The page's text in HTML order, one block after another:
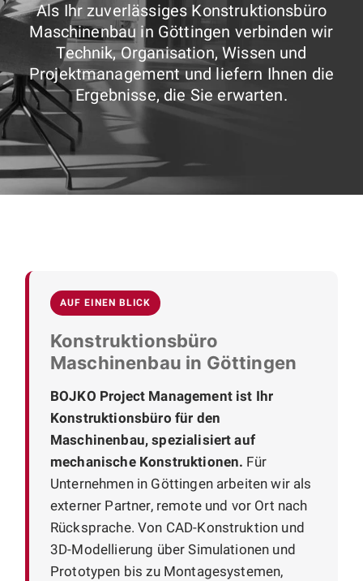
Als Ihr zuverlässiges Konstruktionsbüro
Maschinenbau in Göttingen verbinden wir
Technik, Organisation, Wissen und
Projektmanagement und liefern Ihnen die
Ergebnisse, die Sie erwarten.
AUF EINEN BLICK
Konstruktionsbüro
Maschinenbau in Göttingen
BOJKO Project Management ist Ihr
Konstruktionsbüro für den
Maschinenbau, spezialisiert auf
mechanische Konstruktionen. Für
Unternehmen in Göttingen arbeiten wir als
externer Partner, remote und vor Ort nach
Rücksprache. Von CAD-Konstruktion und
3D-Modellierung über Simulationen und
Prototypen bis zu Montagesystemen,